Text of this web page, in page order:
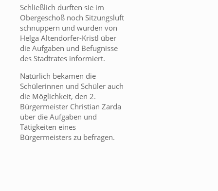
Schließlich durften sie im
Obergeschoß noch Sitzungsluft
schnuppern und wurden von
Helga Altendorfer-Kristl über
die Aufgaben und Befugnisse
des Stadtrates informiert.
Natürlich bekamen die
Schülerinnen und Schüler auch
die Möglichkeit, den 2.
Bürgermeister Christian Zarda
über die Aufgaben und
Tätigkeiten eines
Bürgermeisters zu befragen.